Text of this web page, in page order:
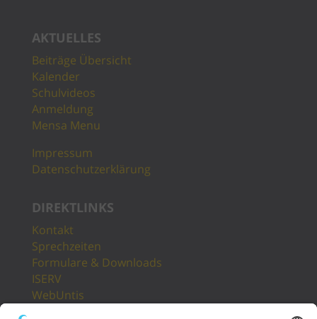
AKTUELLES
Beiträge Übersicht
Kalender
Schulvideos
Anmeldung
Mensa Menu
Impressum
Datenschutzerklärung
DIREKTLINKS
Kontakt
Sprechzeiten
Formulare & Downloads
ISERV
WebUntis